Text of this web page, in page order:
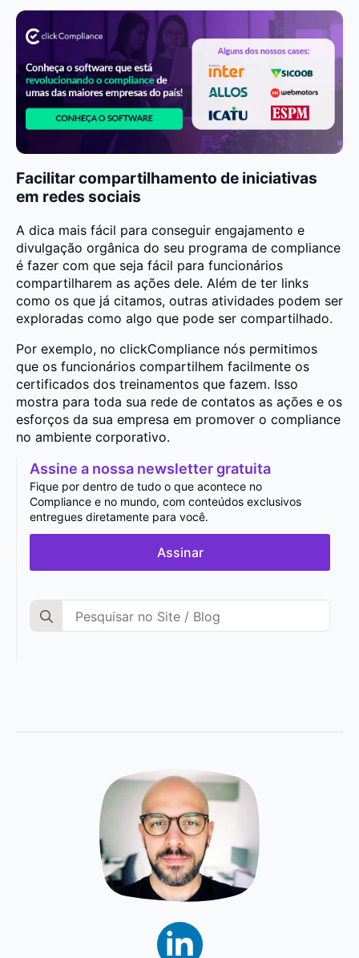
Facilitar compartilhamento de iniciativas
em redes sociais
A dica mais fácil para conseguir engajamento e
divulgação orgânica do seu programa de compliance
é fazer com que seja fácil para funcionários
compartilharem as ações dele. Além de ter links
como os que já citamos, outras atividades podem ser
exploradas como algo que pode ser compartilhado.
Por exemplo, no clickCompliance nós permitimos
que os funcionários compartilhem facilmente os
certificados dos treinamentos que fazem. Isso
mostra para toda sua rede de contatos as ações e os
esforços da sua empresa em promover o compliance
no ambiente corporativo.
Assine a nossa newsletter gratuita
Fique por dentro de tudo o que acontece no
Compliance e no mundo, com conteúdos exclusivos
entregues diretamente para você.
Assinar
Search
for: